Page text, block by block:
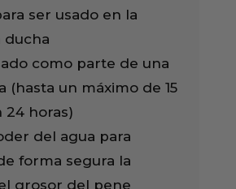
ser usado en la
ducha
como parte de una
(hasta un máximo de 15
24 horas)
del agua para
forma segura la
grosor del pene